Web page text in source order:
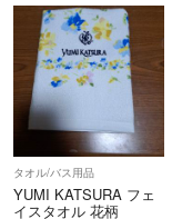
タオル/バス用品
YUMI KATSURA フェ
イスタオル 花柄